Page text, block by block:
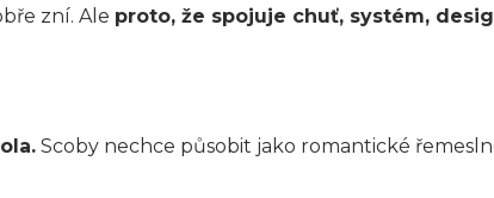
zní. Ale proto, že spojuje chuť, systém,
Scoby nechce působit jako romantické